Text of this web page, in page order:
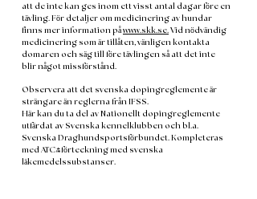
att de inte kan ges inom ett visst antal dagar före en
tävling. För detaljer om medicinering av hundar
finns mer information påwww.skk.se. Vid nödvändig
medicinering som är tillåten, vänligen kontakta
domaren och säg till före tävlingen så att det inte
blir något missförstånd.
Observera att det svenska dopingreglemente är
strängare än reglerna från IFSS.
Här kan du ta del av Nationellt dopingreglemente
utfärdat av Svenska kennelklubben och bl.a.
Svenska Draghundsportsförbundet. Kompleteras
med ATC-förteckning med svenska
läkemedelssubstanser.